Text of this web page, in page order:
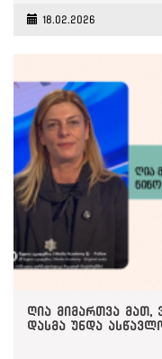
18.02.2026
ღია მიმართვა მათ,
დასმა უნდა